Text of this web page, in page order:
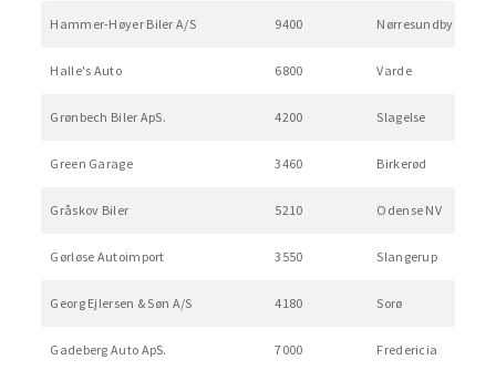
Hammer-Høyer Biler A/S 9400 Nørresundby
Halle's Auto 6800 Varde
Grønbech Biler ApS. 4200 Slagelse
Green Garage 3460 Birkerød
Gråskov Biler 5210 Odense NV
Gørløse Autoimport 3550 Slangerup
Georg Ejlersen & Søn A/S 4180 Sorø
Gadeberg Auto ApS. 7000 Fredericia